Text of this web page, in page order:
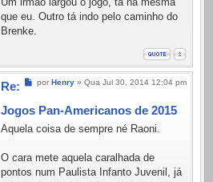
que eu. Outro tá indo pelo caminho do
Brenke.
Mensagem
por Henry » Qua Jul 30, 2014 12:04 pm
Re:
Jogos Pan-Americanos de 2015
Aquela coisa de sempre né Raoni.
O cara mete aquela caralhada de
pontos num Paulista Infanto Juvenil, já